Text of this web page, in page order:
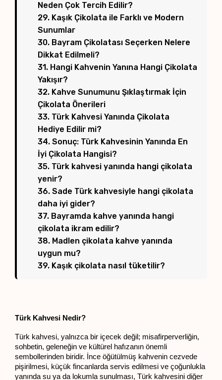
Neden Çok Tercih Edilir?
29. Kaşık Çikolata ile Farklı ve Modern
Sunumlar
30. Bayram Çikolatası Seçerken Nelere
Dikkat Edilmeli?
31. Hangi Kahvenin Yanına Hangi Çikolata
Yakışır?
32. Kahve Sunumunu Şıklaştırmak İçin
Çikolata Önerileri
33. Türk Kahvesi Yanında Çikolata
Hediye Edilir mi?
34. Sonuç: Türk Kahvesinin Yanında En
İyi Çikolata Hangisi?
35. Türk kahvesi yanında hangi çikolata
yenir?
36. Sade Türk kahvesiyle hangi çikolata
daha iyi gider?
37. Bayramda kahve yanında hangi
çikolata ikram edilir?
38. Madlen çikolata kahve yanında
uygun mu?
39. Kaşık çikolata nasıl tüketilir?
Türk Kahvesi Nedir?
Türk kahvesi, yalnızca bir içecek değil; misafirperverliğin,
sohbetin, geleneğin ve kültürel hafızanın önemli
sembollerinden biridir. İnce öğütülmüş kahvenin cezvede
pişirilmesi, küçük fincanlarda servis edilmesi ve çoğunlukla
yanında su ya da lokumla sunulması, Türk kahvesini diğer